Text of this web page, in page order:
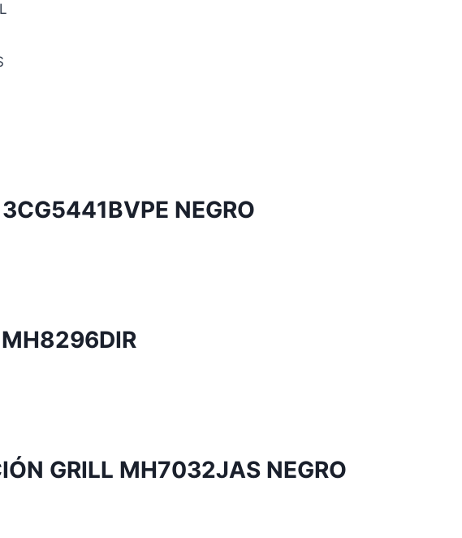
NEGRO
MH8296DIR
GRILL MH7032JAS NEGRO